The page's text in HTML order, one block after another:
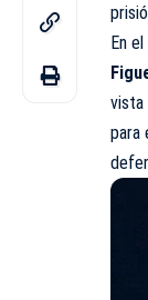
En
vista
para